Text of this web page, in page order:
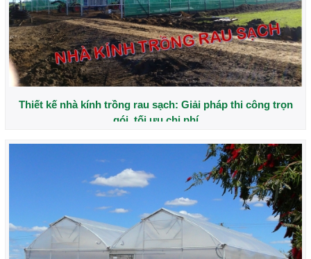
Thiết kế nhà kính trồng rau sạch: Giải pháp thi công trọn
gói, tối ưu chi phí